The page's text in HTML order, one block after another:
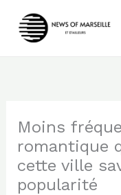
Moins
romantique
cette ville
popularité